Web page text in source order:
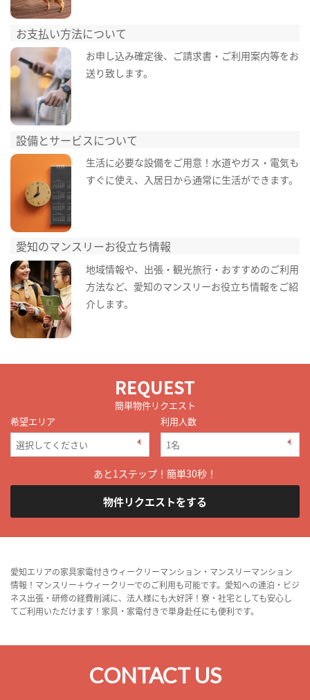
お支払い方法について
お申し込み確定後、ご請求書・ご利用案内等をお
送り致します。
設備とサービスについて
生活に必要な設備をご用意！水道やガス・電気も
すぐに使え、入居日から通常に生活ができます。
愛知のマンスリーお役立ち情報
地域情報や、出張・観光旅行・おすすめのご利用
方法など、愛知のマンスリーお役立ち情報をご紹
介します。
REQUEST
簡単物件リクエスト
希望エリア
利用人数
あと1ステップ！簡単30秒！
物件リクエストをする
愛知エリアの家具家電付きウィークリーマンション・マンスリーマンション
情報！マンスリー＋ウィークリーでのご利用も可能です。愛知への連泊・ビジ
ネス出張・研修の経費削減に、法人様にも大好評！寮・社宅としても安心し
てご利用いただけます！家具・家電付きで単身赴任にも便利です。
CONTACT US